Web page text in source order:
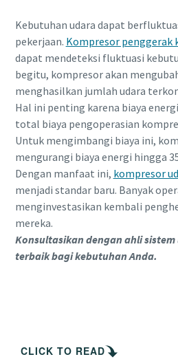
Kebutuhan udara dapat
pekerjaan. Kompresor penggerak
dapat mendeteksi fluktuasi
begitu, kompresor akan
menghasilkan jumlah udara
Hal ini penting karena biaya
total biaya pengoperasian
Untuk mengimbangi biaya ini,
mengurangi biaya energi hingga
Dengan manfaat ini, kompresor
menjadi standar baru. Banyak
menginvestasikan kembali
mereka.
Konsultasikan dengan ahli
terbaik bagi kebutuhan Anda.